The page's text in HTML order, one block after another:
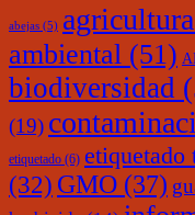
abejas (5) agricultura
ambiental (51)
biodiversidad
(19)
etiquetado (6) etiquetado
(32) GMO (37)